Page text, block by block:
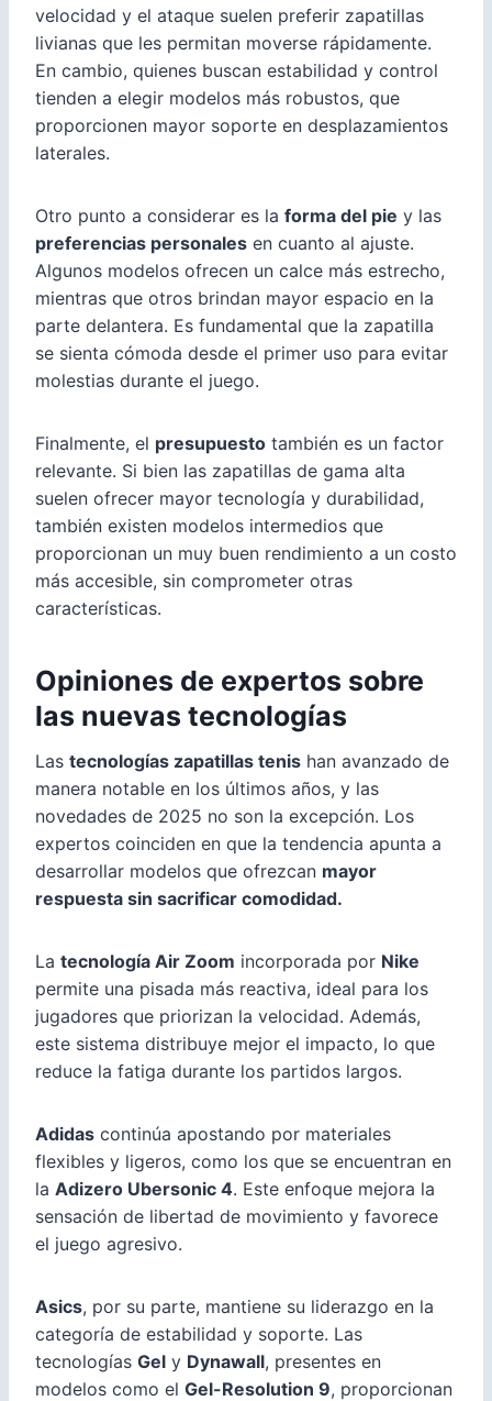
velocidad y el ataque suelen preferir zapatillas
livianas que les permitan moverse rápidamente.
En cambio, quienes buscan estabilidad y control
tienden a elegir modelos más robustos, que
proporcionen mayor soporte en desplazamientos
laterales.
Otro punto a considerar es la forma del pie y las
preferencias personales en cuanto al ajuste.
Algunos modelos ofrecen un calce más estrecho,
mientras que otros brindan mayor espacio en la
parte delantera. Es fundamental que la zapatilla
se sienta cómoda desde el primer uso para evitar
molestias durante el juego.
Finalmente, el presupuesto también es un factor
relevante. Si bien las zapatillas de gama alta
suelen ofrecer mayor tecnología y durabilidad,
también existen modelos intermedios que
proporcionan un muy buen rendimiento a un costo
más accesible, sin comprometer otras
características.
Opiniones de expertos sobre
las nuevas tecnologías
Las tecnologías zapatillas tenis han avanzado de
manera notable en los últimos años, y las
novedades de 2025 no son la excepción. Los
expertos coinciden en que la tendencia apunta a
desarrollar modelos que ofrezcan mayor
respuesta sin sacrificar comodidad.
La tecnología Air Zoom incorporada por Nike
permite una pisada más reactiva, ideal para los
jugadores que priorizan la velocidad. Además,
este sistema distribuye mejor el impacto, lo que
reduce la fatiga durante los partidos largos.
Adidas continúa apostando por materiales
flexibles y ligeros, como los que se encuentran en
la Adizero Ubersonic 4. Este enfoque mejora la
sensación de libertad de movimiento y favorece
el juego agresivo.
Asics, por su parte, mantiene su liderazgo en la
categoría de estabilidad y soporte. Las
tecnologías Gel y Dynawall, presentes en
modelos como el Gel-Resolution 9, proporcionan